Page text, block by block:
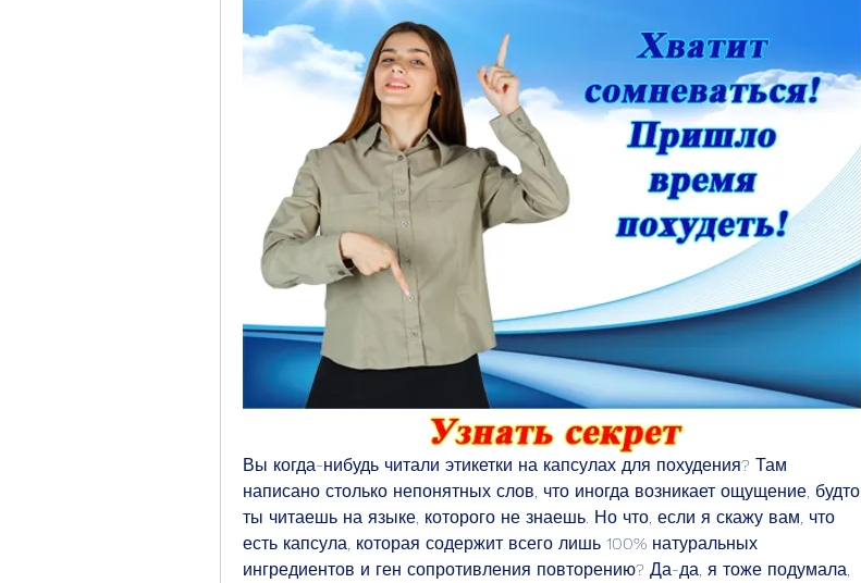
Вы когда-нибудь читали этикетки на капсулах для похудения? Там
написано столько непонятных слов, что иногда возникает ощущение, будто
ты читаешь на языке, которого не знаешь. Но что, если я скажу вам, что
есть капсула, которая содержит всего лишь 100% натуральных
ингредиентов и ген сопротивления повторению? Да-да, я тоже подумала,